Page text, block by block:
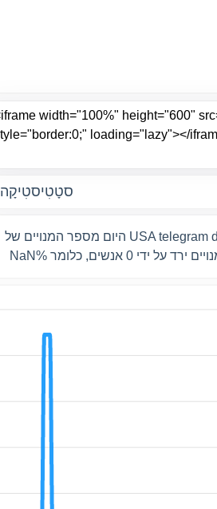
סטָטִיסטִיקָה
היום מספר המנויים של USA telegram detection הוא 0, לעומת אתמול יש ירד על ידי 0. זה